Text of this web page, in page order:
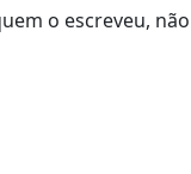
o escreveu, não